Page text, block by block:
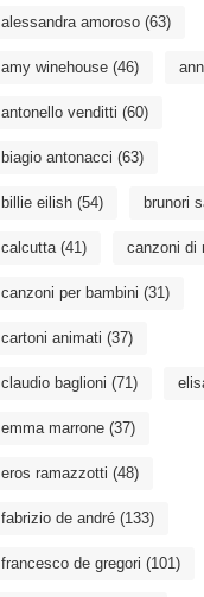
alessandra amoroso (63)
amy winehouse (46)
antonello venditti (60)
biagio antonacci (63)
billie eilish (54) brunori
calcutta(41) canzoni di
canzoni per bambini (31)
cartoni animati (37)
claudio baglioni (71)
emma marrone (37)
eros ramazzotti (48)
fabrizio de andré (133)
francesco de gregori (101)